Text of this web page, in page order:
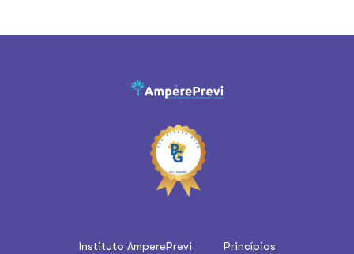
Instituto AmperePrevi Princípios